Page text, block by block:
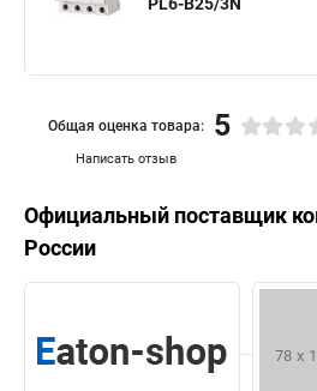
Написать отзыв
Общая оценка товара: 5
Официальный поставщик
России